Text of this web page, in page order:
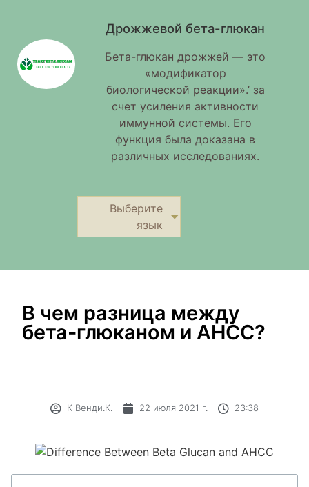
Дрожжевой бета-глюкан
Бета-глюкан дрожжей — это
«модификатор
биологической реакции».’ за
счет усиления активности
иммунной системы. Его
функция была доказана в
различных исследованиях.
Выберите
язык
В чем разница между
бета-глюканом и AHCC?
К Венди.К. 22 июля 2021 г. 23:38